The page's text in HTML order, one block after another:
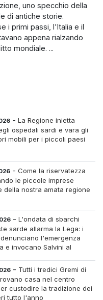
uno specchio della
di antiche storie.
i primi passi, l'Italia e il
appena rialzando
mondiale. ...
-La Regione inietta
ospedali sardi e vara gli
mobili per i piccoli paesi
-Come la riservatezza
le piccole imprese
della nostra amata regione
-L'ondata di sbarchi
sarde allarma la Lega: i
l'emergenza
e invocano Salvini al
- Tutti i tredici Gremi di
casa nel centro
custodire la tradizione dei
tutto l'anno